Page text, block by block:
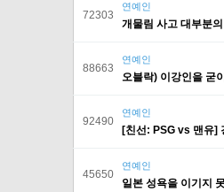
72303
연예인
개물림 사고 대부분
88663
연예인
오블락) 이강인을 굳
92490
연예인
[친선: PSG vs 맨유]
45650
연예인
일본 성욕을 이기지